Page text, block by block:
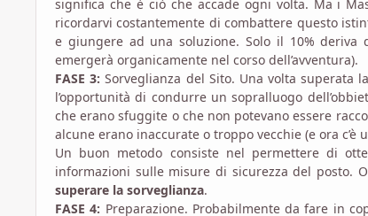
significa che è ciò che accade ogni volta. Ma i
ricordarvi costantemente di combattere questo
e giungere ad una soluzione. Solo il 10% deriva
emergerà organicamente nel corso dell’avventura).
FASE 3: Sorveglianza del Sito. Una volta
l’opportunità di condurre un sopralluogo
che erano sfuggite o che non potevano essere
alcune erano inaccurate o troppo vecchie (e ora c’è
Un buon metodo consiste nel permettere di
informazioni sulle misure di sicurezza del posto.
superare la sorveglianza.
FASE 4: Preparazione. Probabilmente da fare in